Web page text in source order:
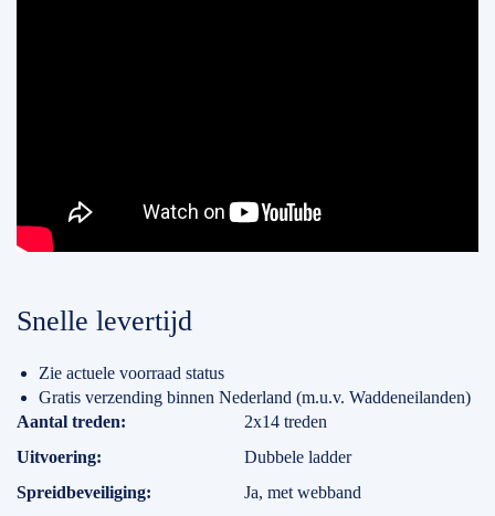
Snelle levertijd
Zie actuele voorraad status
Gratis verzending binnen Nederland (m.u.v. Waddeneilanden)
Specificaties
Aantal treden
2x14 treden
Uitvoering
Dubbele ladder
Spreidbeveiliging
Ja, met webband